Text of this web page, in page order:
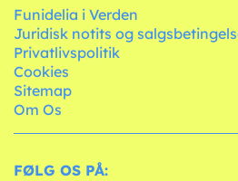
Funidelia i Verden
Juridisk notits og
Privatlivspolitik
Cookies
Sitemap
Om Os
FØLG OS PÅ: